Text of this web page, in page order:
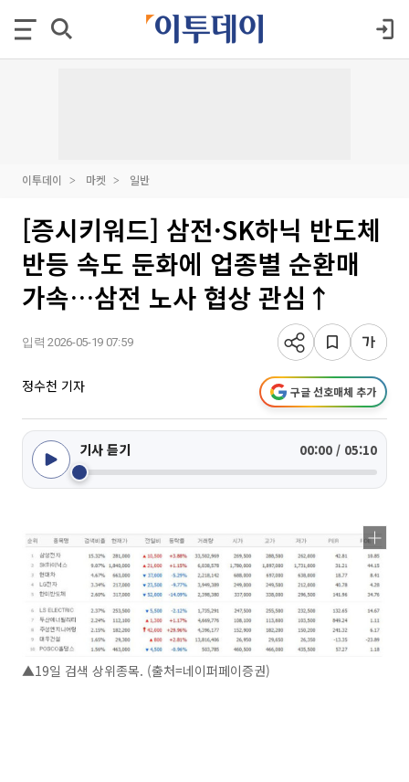
이투데이 마켓 일반
[증시키워드] 삼전·SK하닉 반도체
반등 속도 둔화에 업종별 순환매
가속…삼전 노사 협상 관심↑
입력 2026-05-19 07:59
정수천 기자 구글 선호매체 추가
기사 듣기 00:00 / 05:10
▲19일 검색 상위종목. (출처=네이퍼페이증권)